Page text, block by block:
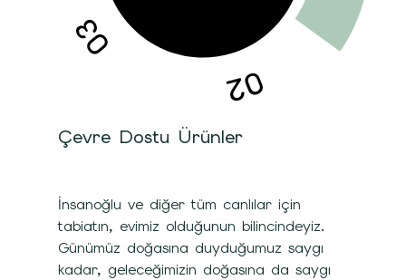
Çevre Dostu Ürünler
İnsanoğlu ve diğer tüm canlılar için
tabiatın, evimiz olduğunun bilincindeyiz.
Günümüz doğasına duyduğumuz saygı
kadar, geleceğimizin doğasına da saygı